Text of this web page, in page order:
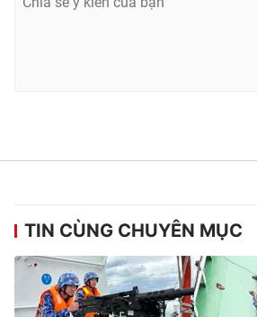
TIN CÙNG CHUYÊN MỤC